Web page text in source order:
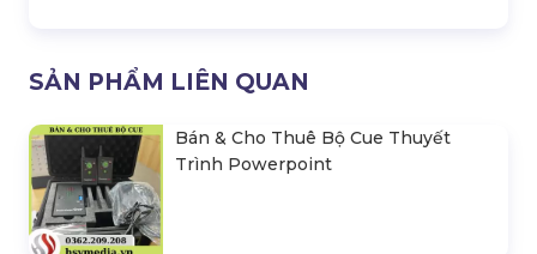
SẢN PHẨM LIÊN QUAN
Bán & Cho Thuê Bộ Cue Thuyết
Trình Powerpoint